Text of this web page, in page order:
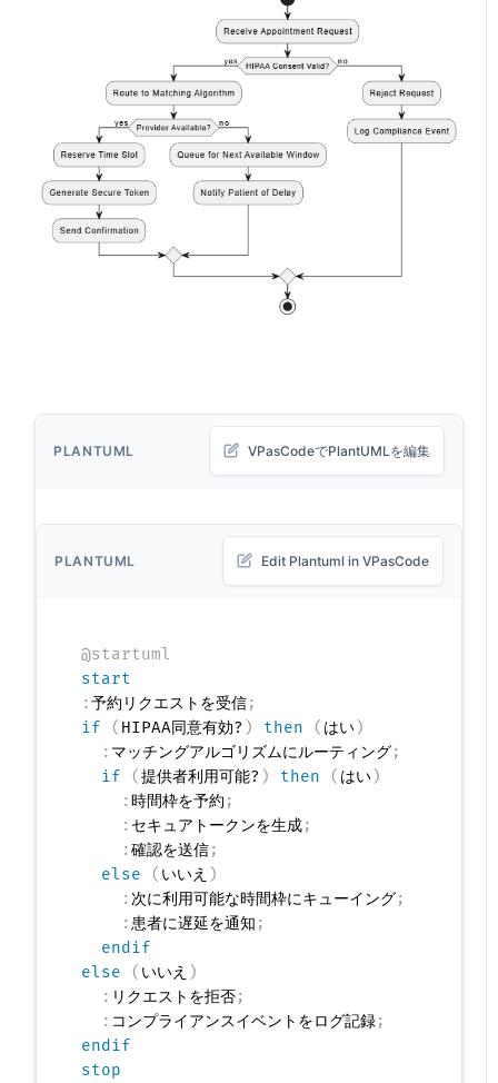
PLANTUML VPasCodeでPlantUMLを編集
PLANTUML Edit Plantuml in VPasCode
@startuml
start
:予約リクエストを受信;
if
( HIPAA同意有効? ) then ( はい)
: マッチングアルゴリズムにルーティング;
if
(提供者利用可能? ) then ( はい)
:時間枠を予約 ;
: セキュアトークンを生成;
:確認を送信;
else
( いいえ )
: 次に利用可能な時間枠にキューイング;
:患者に遅延を通知 ;
endif
else
( いいえ )
: リクエストを拒否;
: コンプライアンスイベントをログ記録;
endif
stop